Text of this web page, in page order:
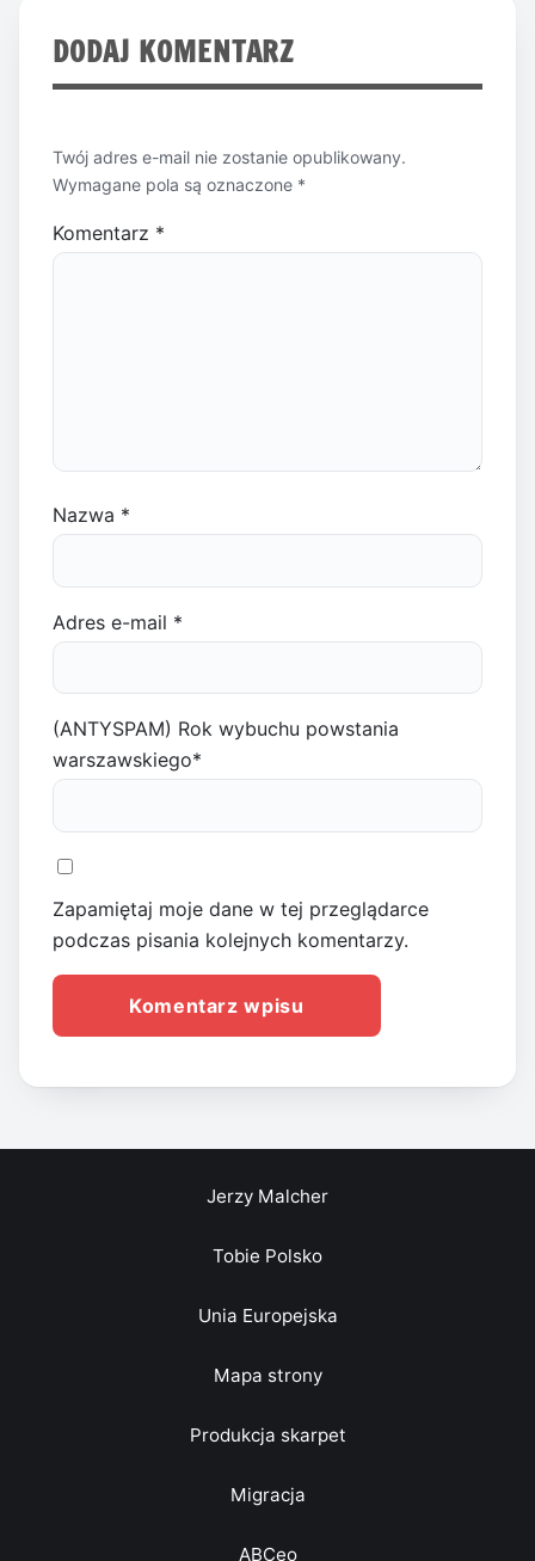
DODAJ KOMENTARZ
Twój adres e-mail nie zostanie opublikowany.
Wymagane pola są oznaczone *
Komentarz *
Nazwa *
Adres e-mail *
(ANTYSPAM) Rok wybuchu powstania
warszawskiego*
Zapamiętaj moje dane w tej przeglądarce
podczas pisania kolejnych komentarzy.
Jerzy Malcher
Tobie Polsko
Unia Europejska
Mapa strony
Produkcja skarpet
Migracja
ABCeo